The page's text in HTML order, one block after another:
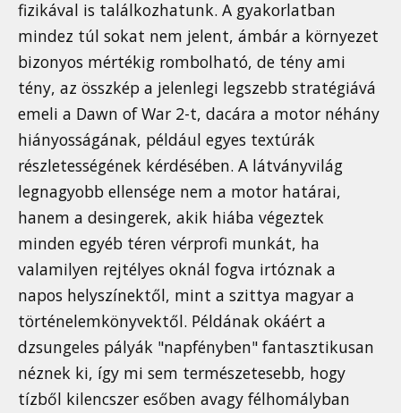
fizikával is találkozhatunk. A gyakorlatban
mindez túl sokat nem jelent, ámbár a környezet
bizonyos mértékig rombolható, de tény ami
tény, az összkép a jelenlegi legszebb stratégiává
emeli a Dawn of War 2-t, dacára a motor néhány
hiányosságának, például egyes textúrák
részletességének kérdésében. A látványvilág
legnagyobb ellensége nem a motor határai,
hanem a desingerek, akik hiába végeztek
minden egyéb téren vérprofi munkát, ha
valamilyen rejtélyes oknál fogva irtóznak a
napos helyszínektől, mint a szittya magyar a
történelemkönyvektől. Példának okáért a
dzsungeles pályák "napfényben" fantasztikusan
néznek ki, így mi sem természetesebb, hogy
tízből kilencszer esőben avagy félhomályban